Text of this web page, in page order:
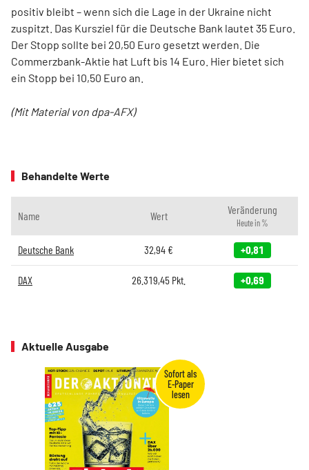
positiv bleibt – wenn sich die Lage in der Ukraine nicht
zuspitzt. Das Kursziel für die Deutsche Bank lautet 35 Euro.
Der Stopp sollte bei 20,50 Euro gesetzt werden. Die
Commerzbank-Aktie hat Luft bis 14 Euro. Hier bietet sich
ein Stopp bei 10,50 Euro an.
(Mit Material von dpa-AFX)
Behandelte Werte
Name Wert Veränderung
Heute in %
Deutsche Bank 32,94 € +0,81
DAX 26.319,45 Pkt. +0,69
Aktuelle Ausgabe